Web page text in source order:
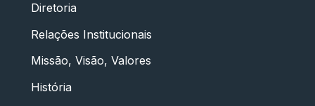
Diretoria
Relações Institucionais
Missão, Visão, Valores
História